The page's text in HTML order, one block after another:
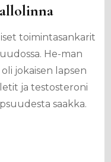
toimintasankarit
He-man
jokaisen lapsen
ja testosteroni
saakka.